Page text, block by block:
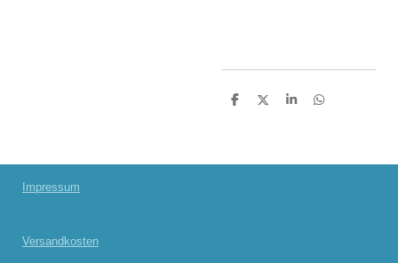
T
n
T
n
T
n
T
n
Impressum
Versandkosten